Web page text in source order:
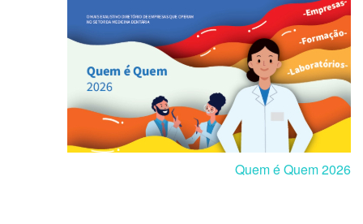
Quem é Quem 2026